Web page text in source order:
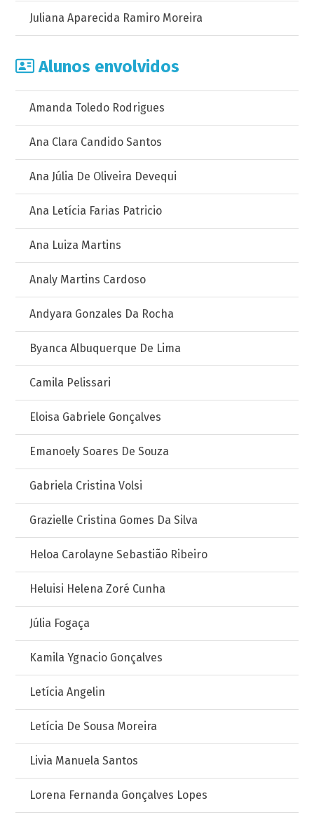
Juliana Aparecida Ramiro Moreira
Alunos envolvidos
Amanda Toledo Rodrigues
Ana Clara Candido Santos
Ana Júlia De Oliveira Devequi
Ana Letícia Farias Patricio
Ana Luiza Martins
Analy Martins Cardoso
Andyara Gonzales Da Rocha
Byanca Albuquerque De Lima
Camila Pelissari
Eloisa Gabriele Gonçalves
Emanoely Soares De Souza
Gabriela Cristina Volsi
Grazielle Cristina Gomes Da Silva
Heloa Carolayne Sebastião Ribeiro
Heluisi Helena Zoré Cunha
Júlia Fogaça
Kamila Ygnacio Gonçalves
Letícia Angelin
Letícia De Sousa Moreira
Livia Manuela Santos
Lorena Fernanda Gonçalves Lopes